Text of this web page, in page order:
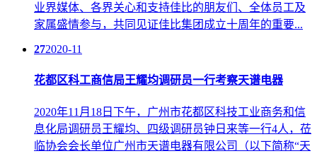
业界媒体、各界关心和支持佳比的朋友们、全体员工及
家属盛情参与，共同见证佳比集团成立十周年的重要...
272020-11
花都区科工商信局王耀均调研员一行考察天谱电器
2020年11月18日下午，广州市花都区科技工业商务和信
息化局调研员王耀均、四级调研员钟日来等一行4人，莅
临协会会长单位广州市天谱电器有限公司（以下简称“天